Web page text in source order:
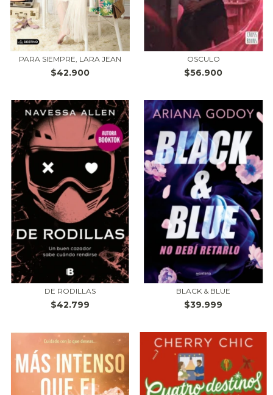
PARA SIEMPRE, LARA JEAN
$42.900
OSCULO
$56.900
DE RODILLAS
$42.799
BLACK & BLUE
$39.999